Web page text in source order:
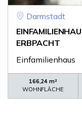
Darmstadt
ERBPACHT
Einfamilienhaus
166,24 m²
WOHNFLÄCHE